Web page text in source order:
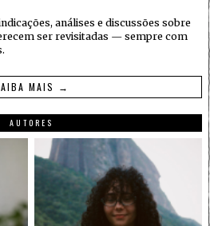
análises e discussões sobre
ser revisitadas — sempre com
MAIS →
AUTORES